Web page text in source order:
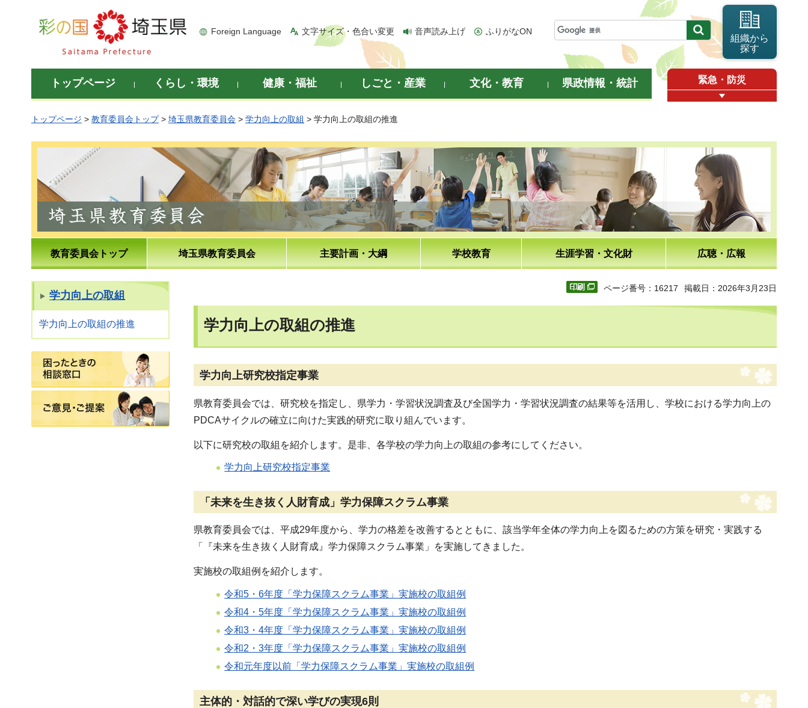
彩の国 埼玉県
Foreign Language 文字サイズ・色合い変更 音声読み上げ ふりがなON
組織から
探す
トップページ くらし・環境 健康・福祉 しごと・産業 文化・教育 県政情報・統計 緊急・防災
トップページ > 教育委員会トップ> 埼玉県教育委員会 > 学力向上の取組 > 学力向上の取組の推進
教育委員会トップ 埼玉県教育委員会 主要計画・大綱 学校教育 生涯学習・文化財 広聴・広報
学力向上の取組
学力向上の取組の推進
困ったときの相談窓口
ページ番号：16217 掲載日：2026年3月23日
学力向上の取組の推進
学力向上研究校指定事業
県教育委員会では、研究校を指定し、県学力・学習状況調査及び全国学力・学習状況調査の結果等を活用し、学校における学力向上の
PDCAサイクルの確立に向けた実践的研究に取り組んでいます。
以下に研究校の取組を紹介します。是非、各学校の学力向上の取組の参考にしてください。
学力向上研究校指定事業
「未来を生き抜く人財育成」学力保障スクラム事業
県教育委員会では、平成29年度から、学力の格差を改善するとともに、該当学年全体の学力向上を図るための方策を研究・実践する
「『未来を生き抜く人財育成』学力保障スクラム事業」を実施してきました。
実施校の取組例を紹介します。
令和5・6年度「学力保障スクラム事業」実施校の取組例
令和4・5年度「学力保障スクラム事業」実施校の取組例
令和3・4年度「学力保障スクラム事業」実施校の取組例
令和2・3年度「学力保障スクラム事業」実施校の取組例
令和元年度以前「学力保障スクラム事業」実施校の取組例
主体的・対話的で深い学びの実現6則